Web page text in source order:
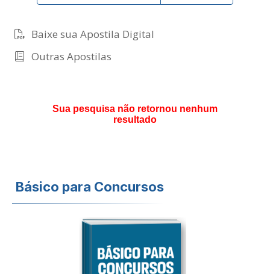
Baixe sua Apostila Digital
Outras Apostilas
Sua pesquisa não retornou nenhum
resultado
Básico para Concursos